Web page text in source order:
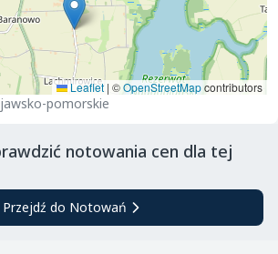
Leaflet | ©OpenStreetMapcontributors
pomorskie
notowania cen dla tej
Przejdź do Notowań